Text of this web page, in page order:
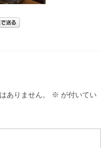
ありません。 ※ が付いてい